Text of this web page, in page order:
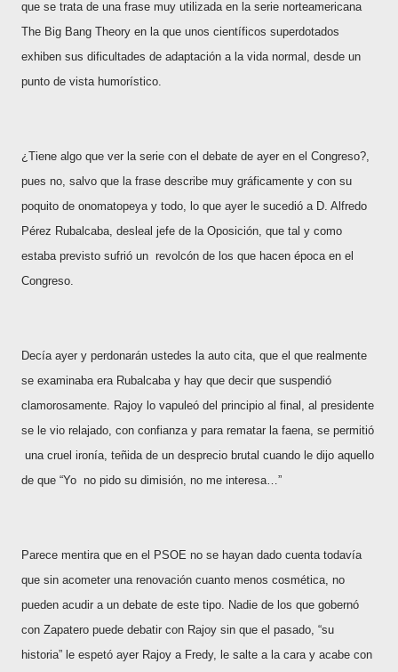
que se trata de una frase muy utilizada en la serie norteamericana
The Big Bang Theory en la que unos científicos superdotados
exhiben sus dificultades de adaptación a la vida normal, desde un
punto de vista humorístico.
¿Tiene algo que ver la serie con el debate de ayer en el Congreso?,
pues no, salvo que la frase describe muy gráficamente y con su
poquito de onomatopeya y todo, lo que ayer le sucedió a D. Alfredo
Pérez Rubalcaba, desleal jefe de la Oposición, que tal y como
estaba previsto sufrió un revolcón de los que hacen época en el
Congreso.
Decía ayer y perdonarán ustedes la auto cita, que el que realmente
se examinaba era Rubalcaba y hay que decir que suspendió
clamorosamente. Rajoy lo vapuleó del principio al final, al presidente
se le vio relajado, con confianza y para rematar la faena, se permitió
una cruel ironía, teñida de un desprecio brutal cuando le dijo aquello
de que “Yo no pido su dimisión, no me interesa…”
Parece mentira que en el PSOE no se hayan dado cuenta todavía
que sin acometer una renovación cuanto menos cosmética, no
pueden acudir a un debate de este tipo. Nadie de los que gobernó
con Zapatero puede debatir con Rajoy sin que el pasado, “su
historia” le espetó ayer Rajoy a Fredy, le salte a la cara y acabe con